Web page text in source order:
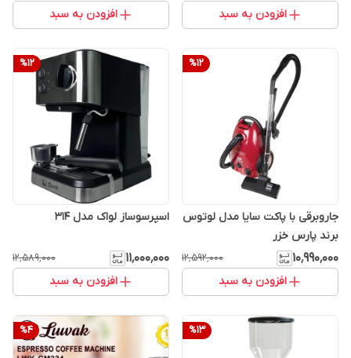
افزودن به سبد افزودن به سبد
%12
جاروبرقی با پاکت سایا مدل لوتوس
برند پارس خزر
۱۰٬۹۹۰٬۰۰۰ ۱۲٬۵۹۲٬۰۰۰
افزودن به سبد
%12
اسپرسوساز لواک مدل 314
۱۱٬۰۰۰٬۰۰۰ ۱۲٬۵۸۹٬۰۰۰
افزودن به سبد
%13
%4